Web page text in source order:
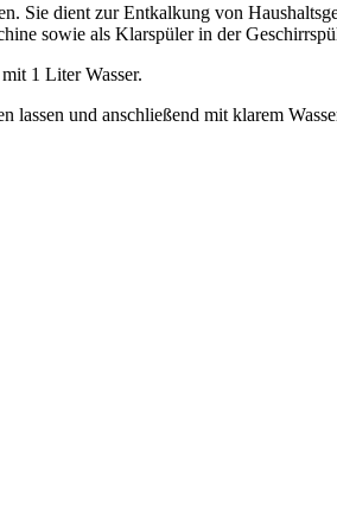
Sie dient zur Entkalkung von
sowie als Klarspüler in der
1 Liter Wasser.
und anschließend mit klarem